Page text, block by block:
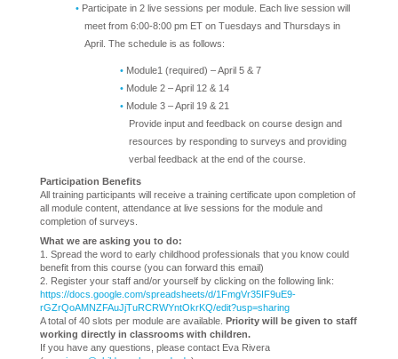
Participate in 2 live sessions per module. Each live session will
meet from 6:00-8:00 pm ET on Tuesdays and Thursdays in
April. The schedule is as follows:
Module1 (required) – April 5 & 7
Module 2 – April 12 & 14
Module 3 – April 19 & 21
Provide input and feedback on course design and
resources by responding to surveys and providing
verbal feedback at the end of the course.
Participation Benefits
All training participants will receive a training certificate upon completion of
all module content, attendance at live sessions for the module and
completion of surveys.
What we are asking you to do:
1. Spread the word to early childhood professionals that you know could
benefit from this course (you can forward this email)
2. Register your staff and/or yourself by clicking on the following link:
https://docs.google.com/spreadsheets/d/1FmgVr35IF9uE9-
rGZrQoAMNZFAuJjTuRCRWYntOkrKQ/edit?usp=sharing
A total of 40 slots per module are available. Priority will be given to staff
working directly in classrooms with children.
If you have any questions, please contact Eva Rivera